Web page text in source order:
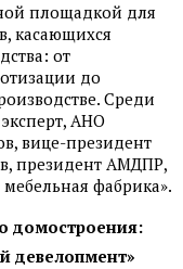
площадкой для
касающихся
от
до
Среди
АНО
вице-президент
президент АМДПР,
фабрика».
домостроения:
девелопмент»